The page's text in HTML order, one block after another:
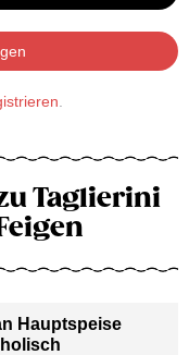
Taglierini
Hauptspeise